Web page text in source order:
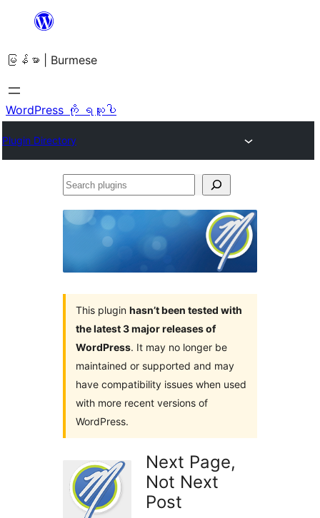
အကြောင်းအရာ
ကျော်သွား
ရန်
မြန်မာ | Burmese
WordPress ကို ရယူပါ
Plugin Directory
Search
This plugin hasn’t been tested with
the latest 3 major releases of
WordPress. It may no longer be
maintained or supported and may
have compatibility issues when used
with more recent versions of
WordPress.
Next Page,
Not Next
Post